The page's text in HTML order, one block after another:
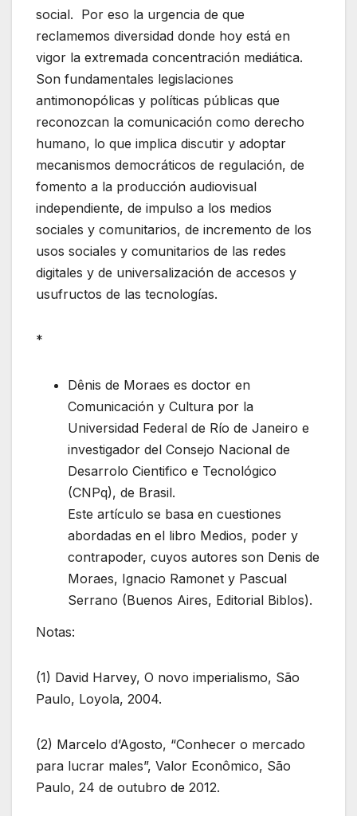
social. Por eso la urgencia de que
reclamemos diversidad donde hoy está en
vigor la extremada concentración mediática.
Son fundamentales legislaciones
antimonopólicas y políticas públicas que
reconozcan la comunicación como derecho
humano, lo que implica discutir y adoptar
mecanismos democráticos de regulación, de
fomento a la producción audiovisual
independiente, de impulso a los medios
sociales y comunitarios, de incremento de los
usos sociales y comunitarios de las redes
digitales y de universalización de accesos y
usufructos de las tecnologías.
*
Dênis de Moraes es doctor en
Comunicación y Cultura por la
Universidad Federal de Río de Janeiro e
investigador del Consejo Nacional de
Desarrolo Cientifico e Tecnológico
(CNPq), de Brasil.
Este artículo se basa en cuestiones
abordadas en el libro Medios, poder y
contrapoder, cuyos autores son Denis de
Moraes, Ignacio Ramonet y Pascual
Serrano (Buenos Aires, Editorial Biblos).
Notas:
(1) David Harvey, O novo imperialismo, São
Paulo, Loyola, 2004.
(2) Marcelo d’Agosto, “Conhecer o mercado
para lucrar males”, Valor Econômico, São
Paulo, 24 de outubro de 2012.